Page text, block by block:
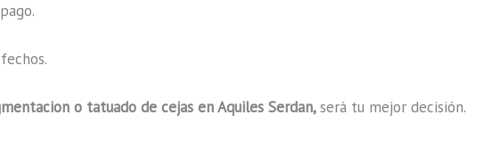
o tatuado de cejas en Aquiles Serdan,será tu mejor decisión.